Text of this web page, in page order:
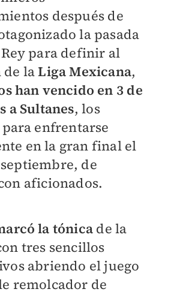
después de
la pasada
para definir al
de laLiga Mexicana,
han vencido en 3 de
a Sultanes, los
enfrentarse
en la gran final el
de
aficionados.
la tónica de la
tres sencillos
abriendo el juego
remolcador de